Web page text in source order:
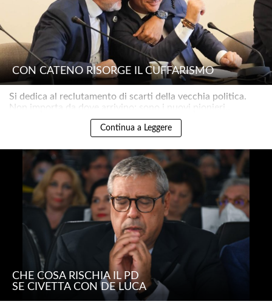
CON CATENO RISORGE IL CUFFARISMO
Si dedica al reclutamento di scarti della vecchia politica.
Non importa da dove arrivino: sono i nuovi pionieri..
Continua a Leggere
CHE COSA RISCHIA IL PD
SE CIVETTA CON DE LUCA